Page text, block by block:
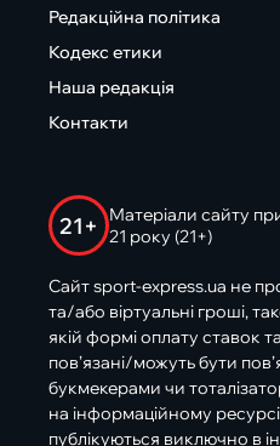
Редакційна політика
Кодекс етики
Наша редакція
Контакти
21+
Матеріали сайту
21 року (21+)
Сайт sport-express.ua не
та/або віртуальні гроші,
якій формі оплату ставок
пов’язані/можуть бути
букмекерами чи
на інформаційному
публікуються виключно в